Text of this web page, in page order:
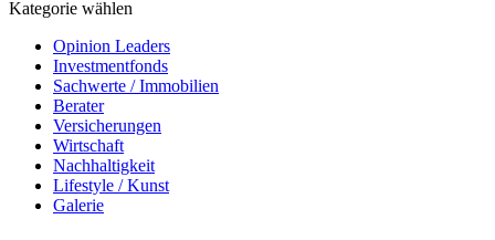
Kategorie wählen
Opinion Leaders
Investmentfonds
Sachwerte / Immobilien
Berater
Versicherungen
Wirtschaft
Nachhaltigkeit
Lifestyle / Kunst
Galerie